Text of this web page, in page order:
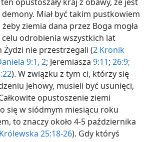
Miał być takim pustkowiem
żeby ziemia dana przez Boga mogła
odrobienia wszystkich lat
nie przestrzegali (2 Kronik
9:1, 2; Jeremiasza 9:11; 26:9;
). W związku z tym ci, którzy się
Jehowy, musieli być usunięci,
opustoszenie ziemi
się w siódmym miesiącu roku
to znaczy około 4-5 października
25:18-26). Gdy któryś